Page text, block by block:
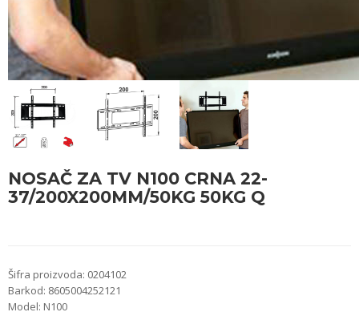
NOSAČ ZA TV N100 CRNA 22-
37/200X200MM/50KG 50KG Q
Šifra proizvoda: 0204102
Barkod: 8605004252121
Model: N100